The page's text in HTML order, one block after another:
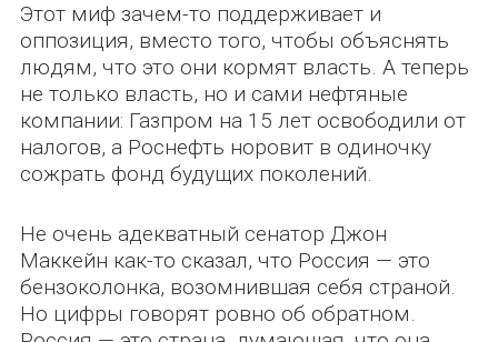
Этот миф зачем-то поддерживает и
оппозиция, вместо того, чтобы объяснять
людям, что это они кормят власть. А теперь
не только власть, но и сами нефтяные
компании: Газпром на 15 лет освободили от
налогов, а Роснефть норовит в одиночку
сожрать фонд будущих поколений.
Не очень адекватный сенатор Джон
Маккейн как-то сказал, что Россия — это
бензоколонка, возомнившая себя страной.
Но цифры говорят ровно об обратном.